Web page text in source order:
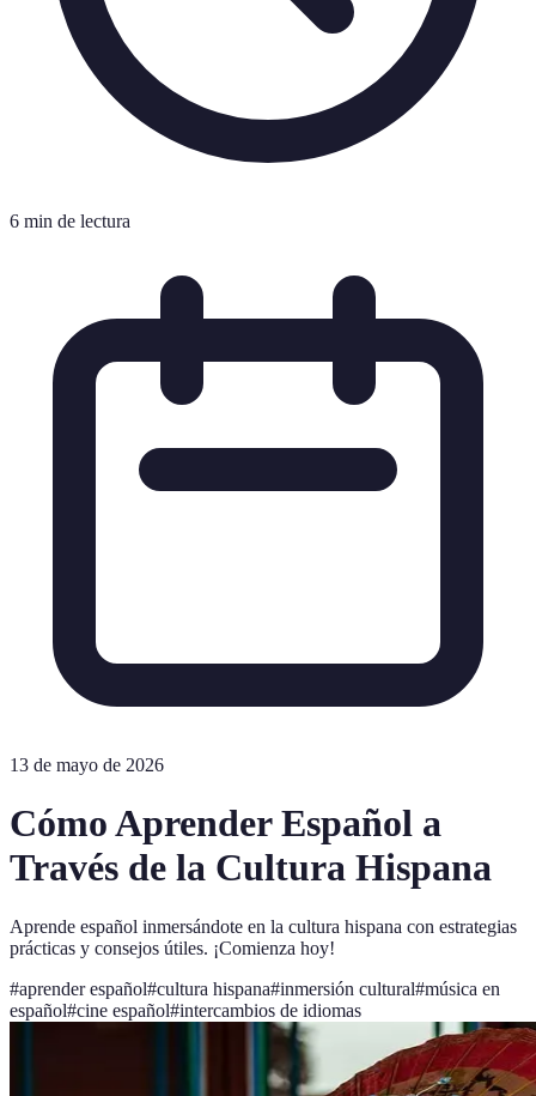
6 min de lectura
13 de mayo de 2026
Cómo Aprender Español a
Través de la Cultura Hispana
Aprende español inmersándote en la cultura hispana con estrategias
prácticas y consejos útiles. ¡Comienza hoy!
#aprender español#cultura hispana#inmersión cultural#música en
español#cine español#intercambios de idiomas